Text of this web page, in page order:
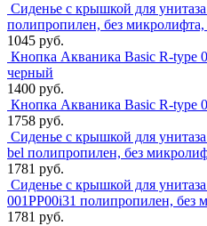
Сиденье с крышкой для
полипропилен, без
1045 руб.
Кнопка Акваника Basic R-type
черный
1400 руб.
Кнопка Акваника Basic R-type
1758 руб.
Сиденье с крышкой для
bel полипропилен, без
1781 руб.
Сиденье с крышкой для
001PP00i31 полипропилен, без
1781 руб.